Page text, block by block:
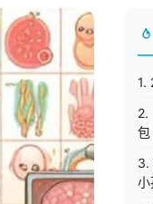
1.
2.
包
3.
小